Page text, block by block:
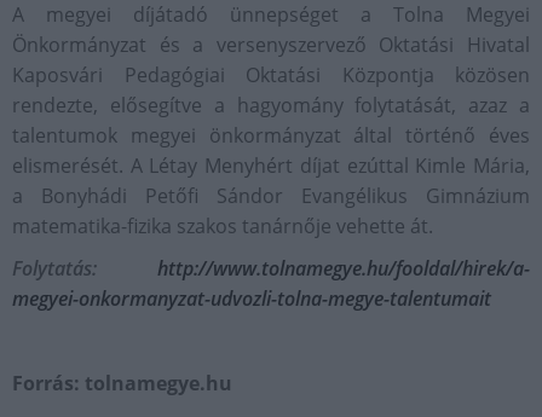
A megyei díjátadó ünnepséget a Tolna Megyei
Önkormányzat és a versenyszervező Oktatási Hivatal
Kaposvári Pedagógiai Oktatási Központja közösen
rendezte, elősegítve a hagyomány folytatását, azaz a
talentumok megyei önkormányzat által történő éves
elismerését. A Létay Menyhért díjat ezúttal Kimle Mária,
a Bonyhádi Petőfi Sándor Evangélikus Gimnázium
matematika-fizika szakos tanárnője vehette át.
Folytatás:
http://www.tolnamegye.hu/fooldal/hirek/a-
megyei-onkormanyzat-udvozli-tolna-megye-talentumait
Forrás: tolnamegye.hu